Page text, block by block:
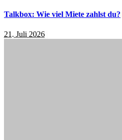
Talkbox: Wie viel Miete zahlst du?
21. Juli 2026